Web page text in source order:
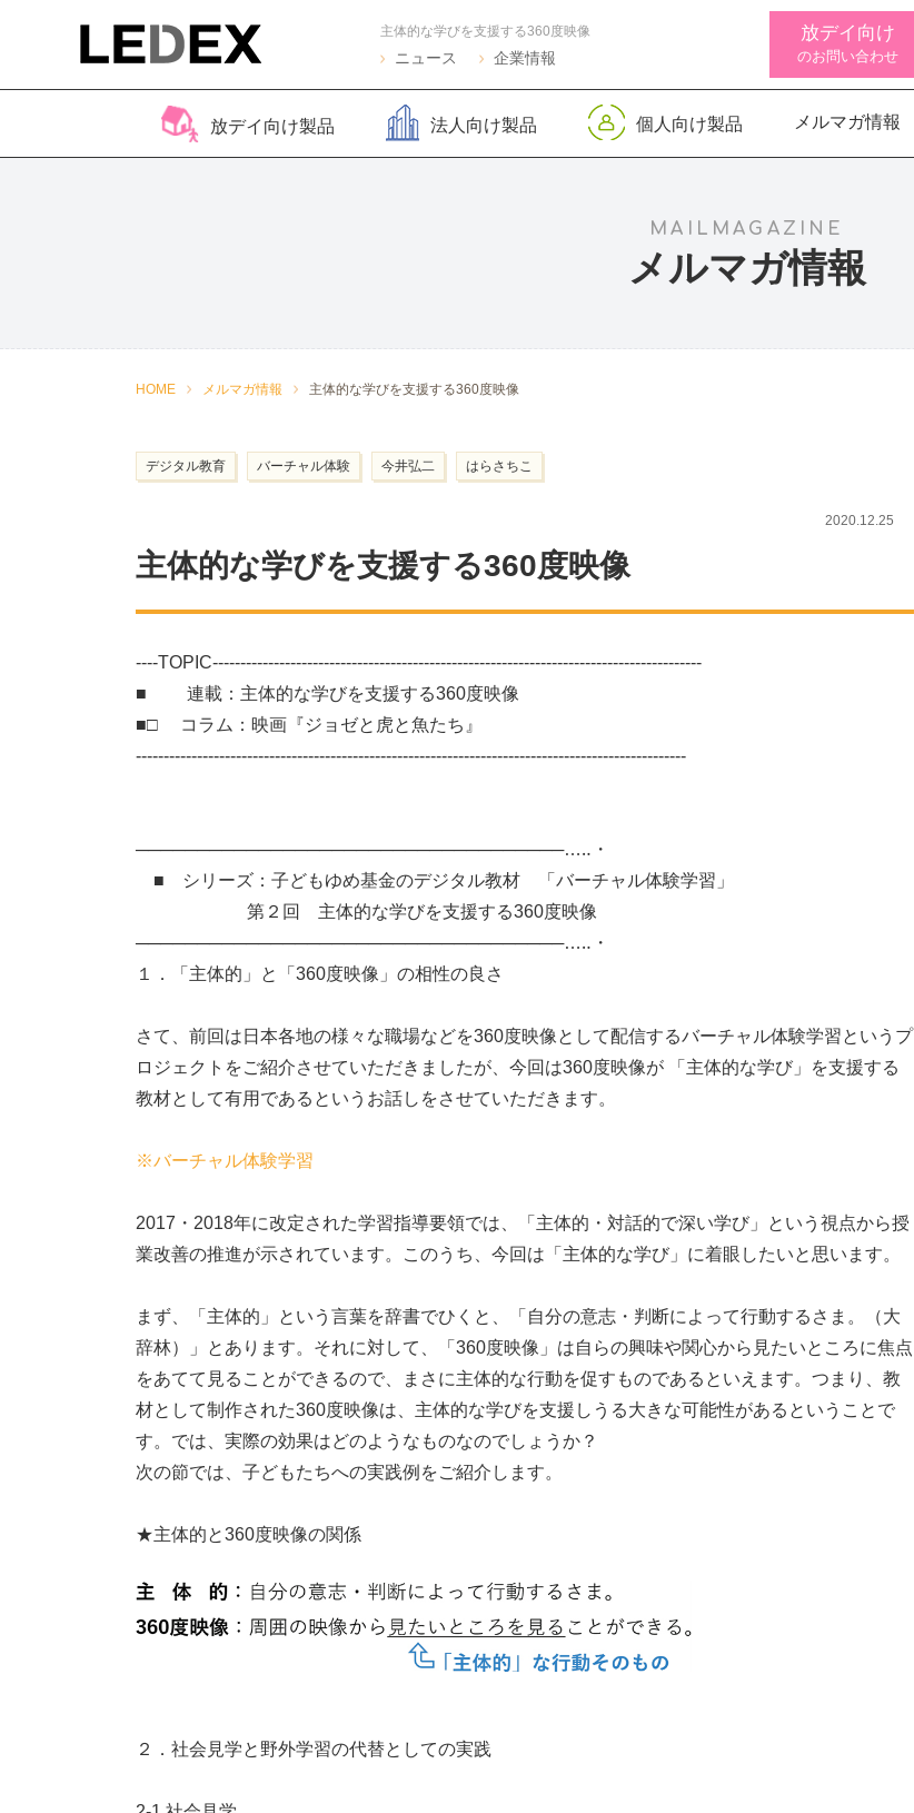
ニュース 企業情報
放デイ向け
のお問い合わせ
放デイ向け製品 法人向け製品
脳バランサー キッズ
個人向け製品
こども脳機能バランサ
トKIDS
ト
メルマガ情報
主体的な学びを支援する360度映像
MAILMAGAZINE
メルマガ情報
HOME メルマガ情報 主体的な学びを支援する360度映像
デジタル教育 バーチャル体験 今井弘二 はらさちこ
2020.12.25
主体的な学びを支援する360度映像
----TOPIC----------------------------------------------------------------------------------------
■ 連載：主体的な学びを支援する360度映像
■□ コラム：映画『ジョゼと虎と魚たち』
---------------------------------------------------------------------------------------------------
───────────────────────────────────…‥・
■ シリーズ：子どもゆめ基金のデジタル教材 「バーチャル体験学習」
第２回 主体的な学びを支援する360度映像
───────────────────────────────────…‥・
１．「主体的」と「360度映像」の相性の良さ
さて、前回は日本各地の様々な職場などを360度映像として配信するバーチャル体験学習というプ
ロジェクトをご紹介させていただきましたが、今回は360度映像が 「主体的な学び」を支援する
教材として有用であるというお話しをさせていただきます。
※バーチャル体験学習
2017・2018年に改定された学習指導要領では、「主体的・対話的で深い学び」という視点から授
業改善の推進が示されています。このうち、今回は「主体的な学び」に着眼したいと思います。
まず、「主体的」という言葉を辞書でひくと、「自分の意志・判断によって行動するさま。（大
辞林）」とあります。それに対して、「360度映像」は自らの興味や関心から見たいところに焦点
をあてて見ることができるので、まさに主体的な行動を促すものであるといえます。つまり、教
材として制作された360度映像は、主体的な学びを支援しうる大きな可能性があるということで
す。では、実際の効果はどのようなものなのでしょうか？
次の節では、子どもたちへの実践例をご紹介します。
★主体的と360度映像の関係
２．社会見学と野外学習の代替としての実践